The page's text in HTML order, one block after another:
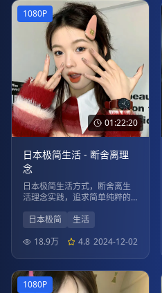
01:22:20
1080P
日本极简生活 - 断舍离理
念
日本极简生活方式，断舍离生
活理念实践，追求简单纯粹的
日本极简
生活
18.9万
4.8 2024-12-02
1080P